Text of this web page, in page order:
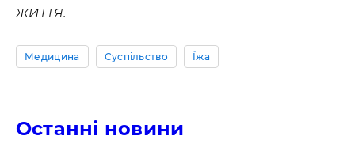
життя.
Медицина Суспільство Їжа
Останні новини